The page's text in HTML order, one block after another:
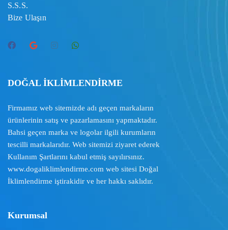
S.S.S.
Bize Ulaşın
DOĞAL İKLİMLENDİRME
Firmamız web sitemizde adı geçen markaların
ürünlerinin satış ve pazarlamasını yapmaktadır.
Bahsi geçen marka ve logolar ilgili kurumların
tescilli markalarıdır. Web sitemizi ziyaret ederek
Kullanım Şartlarını kabul etmiş sayılırsınız.
www.dogaliklimlendirme.com web sitesi Doğal
İklimlendirme iştirakidir ve her hakkı saklıdır.
Kurumsal